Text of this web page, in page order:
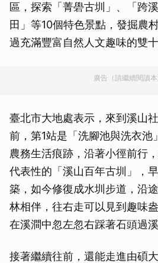
區，探索「菁礐古圳」、「跨
田」等10個特色景點，發掘農
過充滿豐富自然人文趣味的雙十
廣告（請繼續閱讀本
臺北市大地處表示，來到溪山
前，第1站是「洗腳池與洗衣池
農務生活痕跡，沿著小徑前行
代表性的「溪山百年古圳」，
築，如今修復成水圳步道，沿
林相伴，往右走可以見到趣味
在溪澗中忽左忽右踩著石頭過
接著繼續往前，還能走進由碩